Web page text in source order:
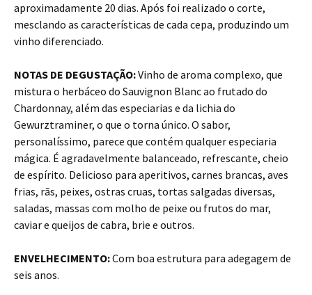
aproximadamente 20 dias. Após foi realizado o corte,
mesclando as características de cada cepa, produzindo um
vinho diferenciado.
NOTAS DE DEGUSTAÇÃO:Vinho de aroma complexo, que
mistura o herbáceo do Sauvignon Blanc ao frutado do
Chardonnay, além das especiarias e da lichia do
Gewurztraminer, o que o torna único. O sabor,
personalíssimo, parece que contém qualquer especiaria
mágica. É agradavelmente balanceado, refrescante, cheio
de espírito. Delicioso para aperitivos, carnes brancas, aves
frias, rãs, peixes, ostras cruas, tortas salgadas diversas,
saladas, massas com molho de peixe ou frutos do mar,
caviar e queijos de cabra, brie e outros.
ENVELHECIMENTO:Com boa estrutura para adegagem de
seis anos.